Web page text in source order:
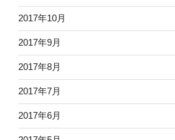
2017年10月
2017年9月
2017年8月
2017年7月
2017年6月